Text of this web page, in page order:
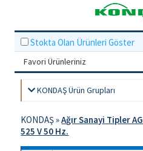
Stokta Olan Ürünleri Göster
Favori Ürünleriniz
KONDAŞ Ürün Grupları
KONDAŞ»Ağır Sanayi Tipler AG
525 V 50 Hz.